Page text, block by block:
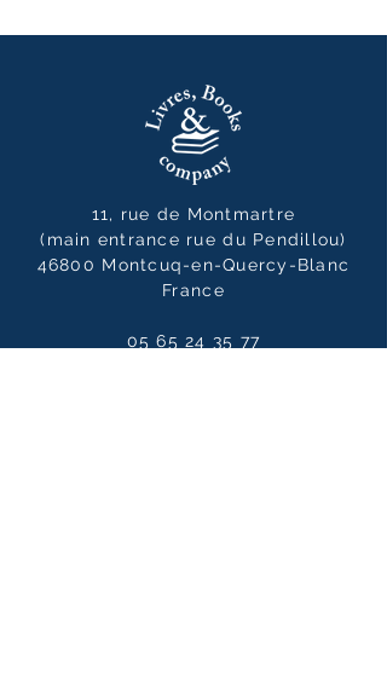
11, rue de Montmartre
(main entrance rue du Pendillou)
46800 Montcuq-en-Quercy-Blanc
France
05 65 24 35 77